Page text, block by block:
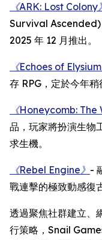
《ARK: Lost Colony
Survival Ascended)
2025 年 12 月推出。
《Echoes of Elysium
存 RPG，定於今年稍
《Honeycomb:
品，玩家將扮演生物
求生機。
《Rebel Engine》 -
戰連擊的極致動感復
透過聚焦社群建立、
行策略，Snail